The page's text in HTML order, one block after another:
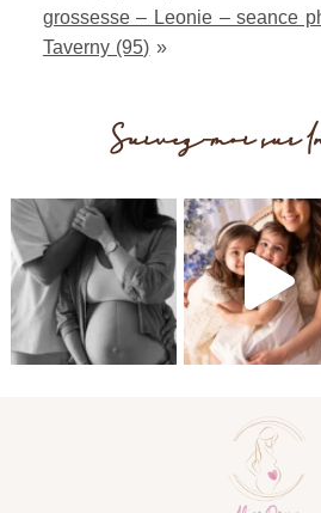
Post Comment
grossesse – Leonie – seance
Taverny (95) »
Suivez-moi sur